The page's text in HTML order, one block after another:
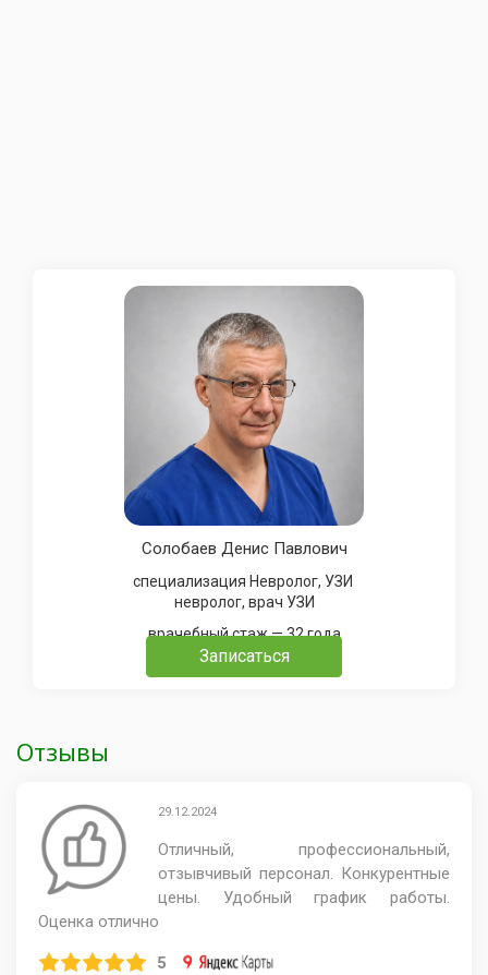
Солобаев Денис Павлович
специализация Невролог, УЗИ
невролог, врач УЗИ
врачебный стаж — 32 года
Записаться
Отзывы
29.12.2024
Отличный, профессиональный,
отзывчивый персонал. Конкурентные
цены. Удобный график работы.
Оценка отлично
5